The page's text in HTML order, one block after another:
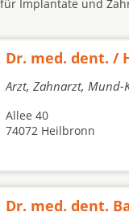
Implantate und
Dr. med. dent. /
Arzt, Zahnarzt, Mund-
Allee 40
74072 Heilbronn
Dr. med. dent.